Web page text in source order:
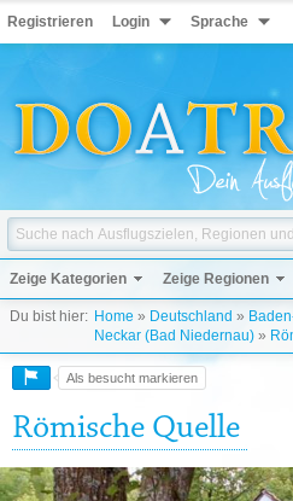
Registrieren Login Sprache
Zeige Kategorien Zeige Regionen
Du bist hier: Home » Deutschland »
Neckar (Bad Niedernau) »
Als besucht markieren
Römische Quelle